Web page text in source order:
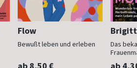
Flow
Bewußt leben und erleben
Das